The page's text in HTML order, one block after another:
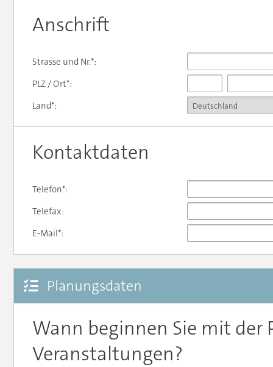
Anschrift
Strasse und Nr.*:
PLZ / Ort*:
Land*:
Kontaktdaten
Telefon*:
Telefax:
E-Mail*:
Planungsdaten
Wann beginnen Sie mit der
Veranstaltungen?